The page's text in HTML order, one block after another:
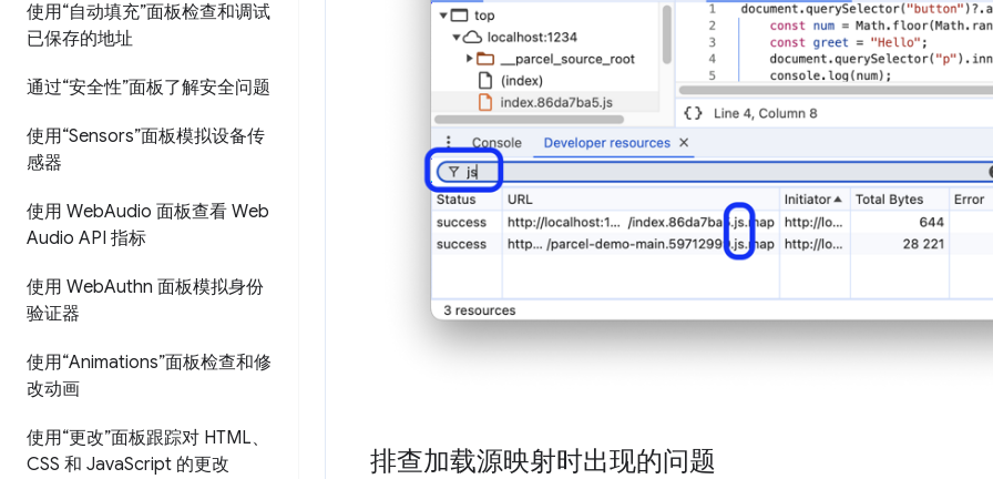
使用“自动填充”面板检查和调试
已保存的地址
通过“安全性”面板了解安全问题
使用“Sensors”面板模拟设备传
感器
使用 WebAudio 面板查看 Web
Audio API 指标
使用 WebAuthn 面板模拟身份
验证器
使用“Animations”面板检查和修
改动画
使用“更改”面板跟踪对 HTML、
CSS 和 JavaScript 的更改 排查加载源映射时出现的问题